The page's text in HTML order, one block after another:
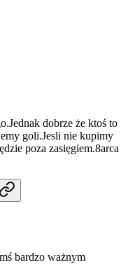
dobrze że ktoś to
goli.Jesli nie kupimy
poza zasięgiem.8arca
bardzo ważnym